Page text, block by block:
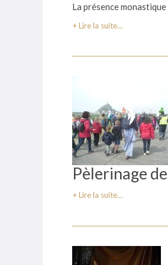
La présence
Lire la suite…
Pèlerinage
Lire la suite…